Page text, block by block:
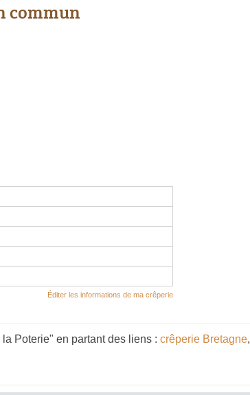
commun
Éditer les informations de ma crêperie
Poterie" en partant des liens : crêperie Bretagne,